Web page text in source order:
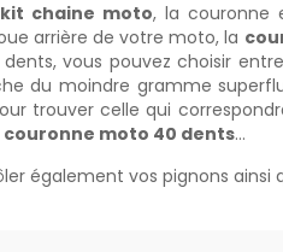
kit chaine moto, la couronne
arrière de votre moto, la
vous pouvez choisir
du moindre gramme
trouver celle qui
couronne moto 40 dents…
également vos pignons ainsi